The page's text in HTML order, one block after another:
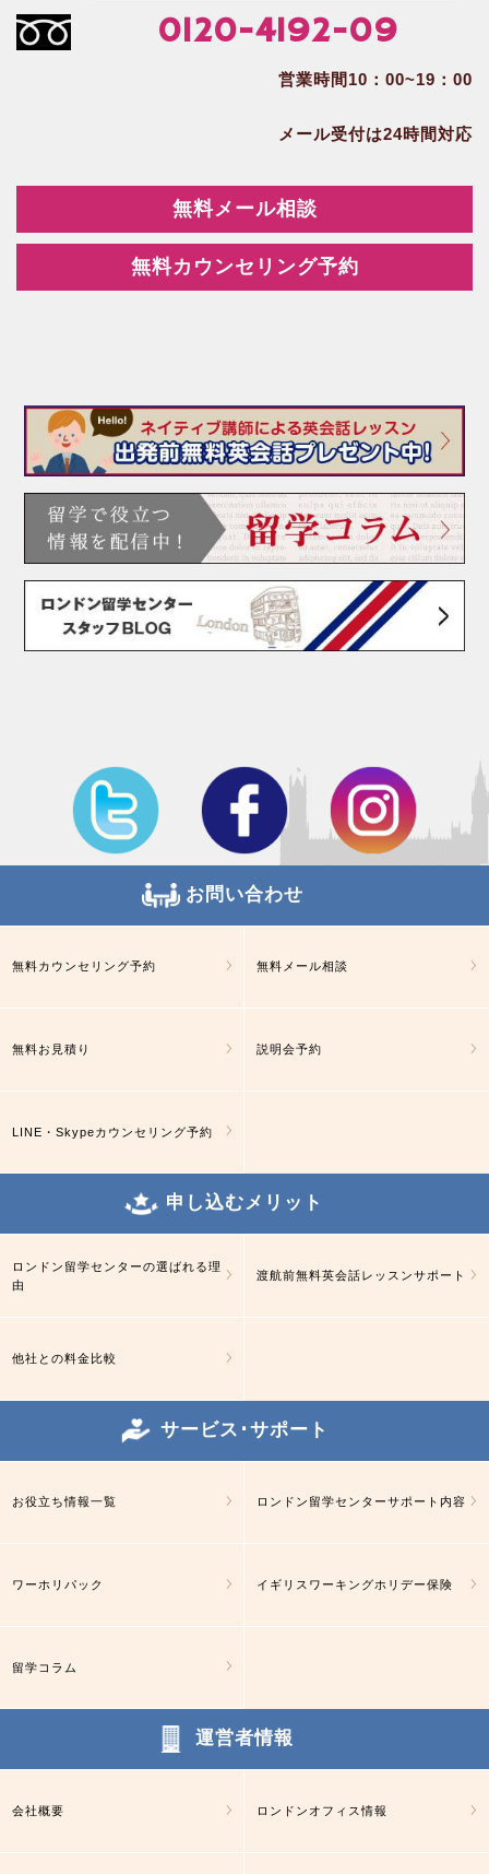
0120-4192-09
営業時間10：00~19：00
メール受付は24時間対応
無料メール相談
無料カウンセリング予約
お問い合わせ
無料カウンセリング予約 無料メール相談
無料お見積り 説明会予約
LINE・Skypeカウンセリング予約
申し込むメリット
ロンドン留学センターの選ばれる理
由
渡航前無料英会話レッスンサポート
他社との料金比較
サービス･サポート
お役立ち情報一覧 ロンドン留学センターサポート内容
ワーホリパック イギリスワーキングホリデー保険
留学コラム
運営者情報
会社概要 ロンドンオフィス情報